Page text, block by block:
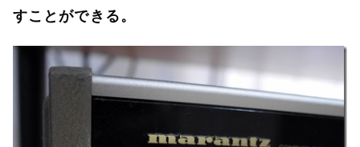
すことができる。